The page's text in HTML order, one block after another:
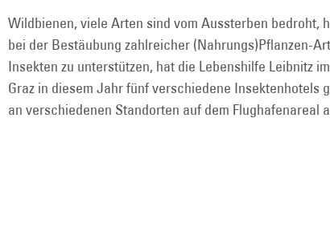
Wildbienen, viele Arten sind vom Aussterben bedroht,
bei der Bestäubung zahlreicher (Nahrungs)Pflanzen-
Insekten zu unterstützen, hat die Lebenshilfe Leibnitz
Graz in diesem Jahr fünf verschiedene Insektenhotels
an verschiedenen Standorten auf dem Flughafenareal